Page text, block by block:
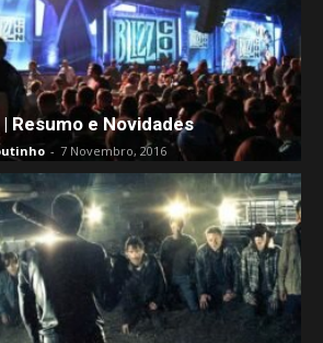
Resumo e Novidades
- 7 Novembro, 2016